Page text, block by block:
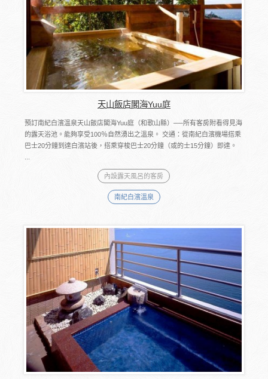
天山飯店閣海Yuu庭
預訂南紀白濱溫泉天山飯店閣海Yuu庭（和歌山縣）──所有客房附看得見海
的露天浴池。能夠享受100％自然湧出之溫泉。 交通：從南紀白濱機場搭乘
巴士20分鐘到達白濱站後，搭乘穿梭巴士20分鐘（或的士15分鐘）即達。
內設露天風呂的客房
南紀白濱溫泉